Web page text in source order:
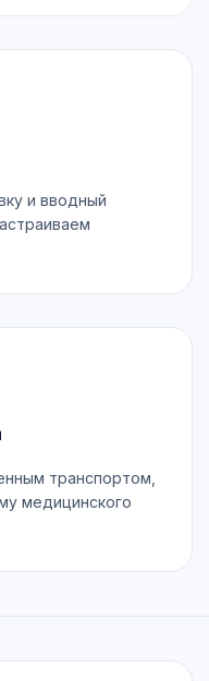
и вводный
транспортом,
медицинского